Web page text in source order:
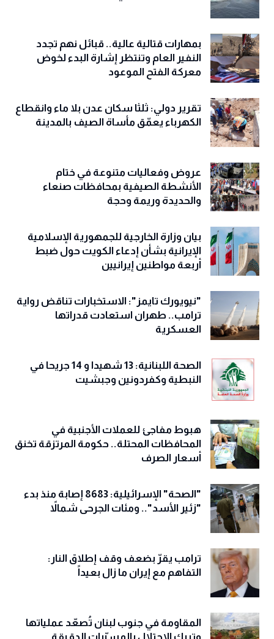
بمهارات قتالية عالية.. قبائل نهم تجدد
النفير العام وتنتظر إشارة البدء لخوض
معركة الفتح الموعود
تقرير دولي: ثلثا سكان عدن بلا ماء وانقطاع
الكهرباء يعمّق مأساة الصيف بالمدينة
عروض وفعاليات متنوعة في ختام
الأنشطة الصيفية بمحافظات صنعاء
والحديدة وريمة وحجة
‏بيان وزارة الخارجية للجمهورية الإسلامية
الإيرانية بشأن إدعاء الكويت حول ضبط
أربعة مواطنين إيرانيين
"نيويورك تايمز": الاستخبارات تناقض رواية
ترامب.. طهران استعادت قدراتها
العسكرية
الصحة اللبنانية: 13 شهيدا و 14 جريحا في
النبطية وكفردونين وجبشيت
هبوط مفاجئ للعملات الأجنبية في
المحافظات المحتلة.. حكومة المرتزقة تخنق
أسعار الصرف
"الصحة" الإسرائيلية: 8683 إصابة منذ بدء
"زئير الأسد".. ومئات الجرحى شمالاً
ترامب يقرّ بضعف وقف إطلاق النار:
التفاهم مع إيران ما زال بعيداً
المقاومة في جنوب لبنان تُصعّد عملياتها